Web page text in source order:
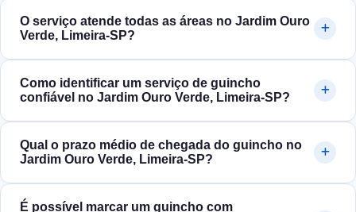
O serviço atende todas as áreas no Jardim Ouro
Verde, Limeira‑SP?
Como identificar um serviço de guincho
confiável no Jardim Ouro Verde, Limeira‑SP?
Qual o prazo médio de chegada do guincho no
Jardim Ouro Verde, Limeira‑SP?
É possível marcar um guincho com